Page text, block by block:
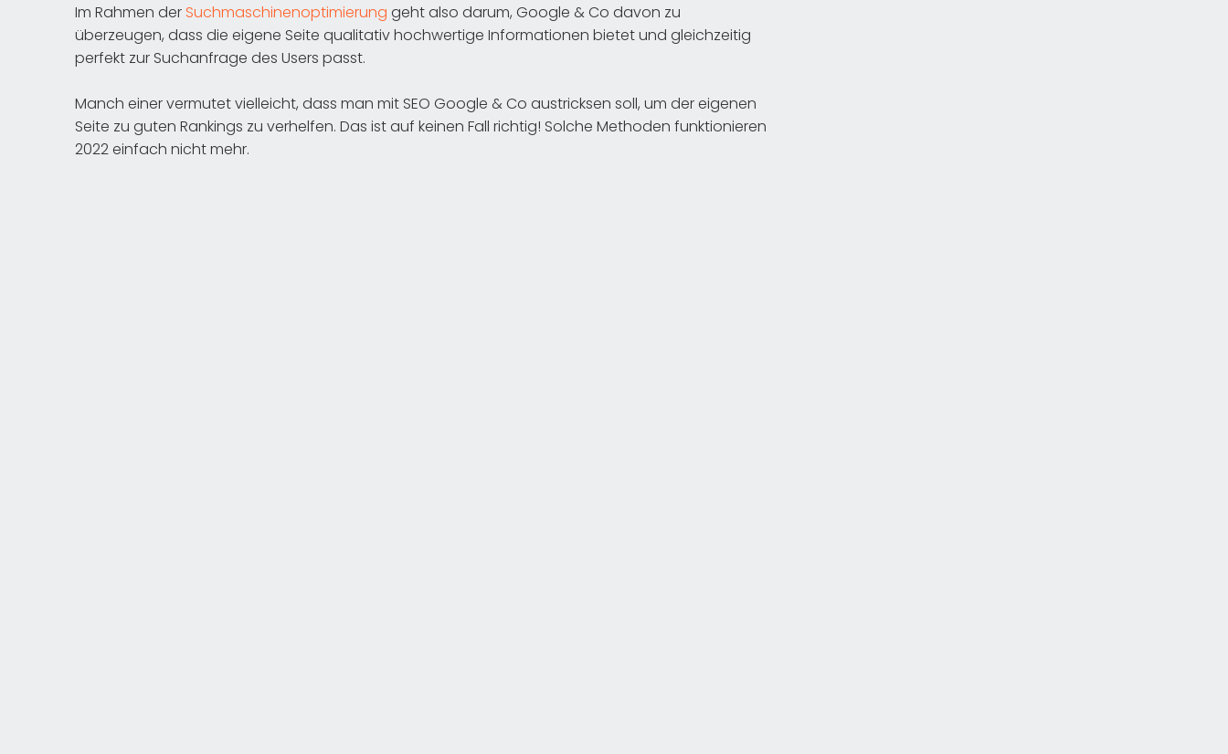
Im Rahmen der Suchmaschinenoptimierung geht also darum, Google & Co davon zu
überzeugen, dass die eigene Seite qualitativ hochwertige Informationen bietet und gleichzeitig
perfekt zur Suchanfrage des Users passt.
Manch einer vermutet vielleicht, dass man mit SEO Google & Co austricksen soll, um der eigenen
Seite zu guten Rankings zu verhelfen. Das ist auf keinen Fall richtig! Solche Methoden funktionieren
2022 einfach nicht mehr.